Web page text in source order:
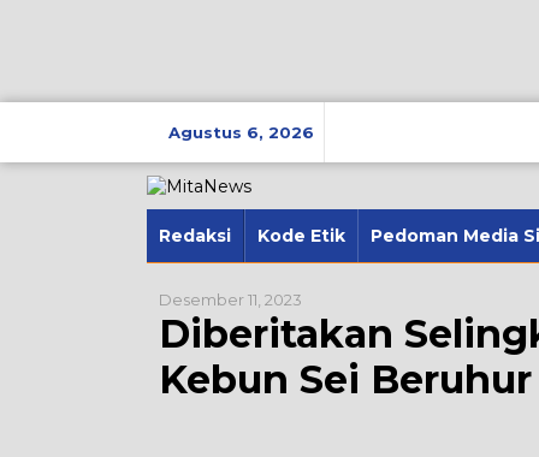
Agustus 6, 2026
Redaksi Kode Etik Pedoman Media
Desember 11, 2023
Diberitakan
Kebun Sei